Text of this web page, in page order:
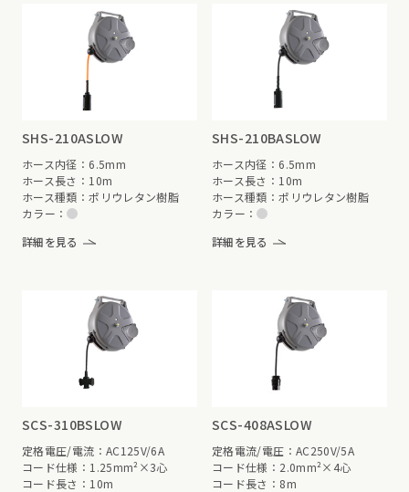
SHS-210ASLOW
ホース内径：6.5mm
ホース長さ：10m
ホース種類：ポリウレタン樹脂
カラー：
詳細を見る
SHS-210BASLOW
ホース内径：6.5mm
ホース長さ：10m
ホース種類：ポリウレタン樹脂
カラー：
詳細を見る
SCS-310BSLOW
定格電圧/電流：AC125V/6A
コード仕様：1.25mm²×3心
コード長さ：10m
SCS-408ASLOW
定格電流/電圧：AC250V/5A
コード仕様：2.0mm²×4心
コード長さ：8m